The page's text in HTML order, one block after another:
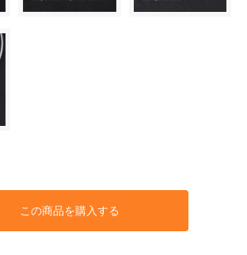
この商品を購入する